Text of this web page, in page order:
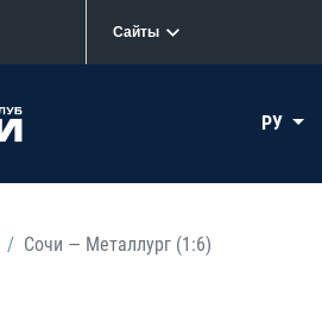
Сайты
РУ
Сочи — Металлург (1:6)